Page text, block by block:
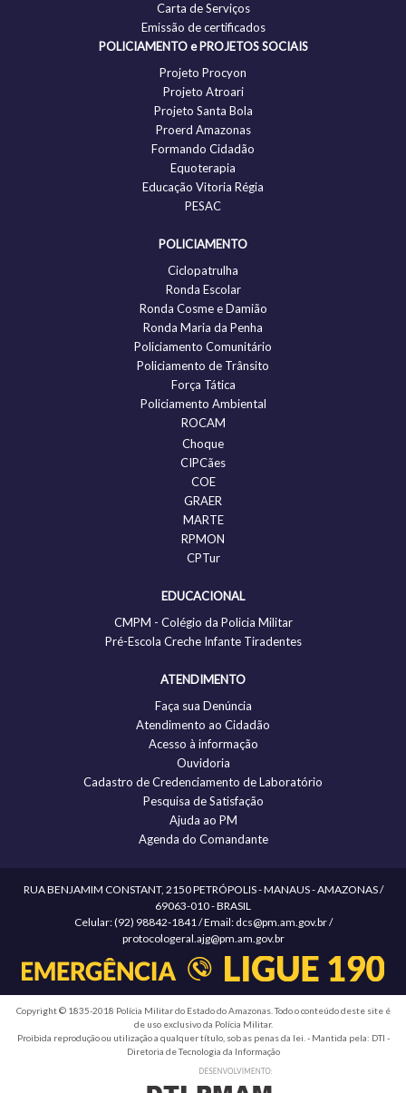
Carta de Serviços
Emissão de certificados
POLICIAMENTO e PROJETOS SOCIAIS
Projeto Procyon
Projeto Atroari
Projeto Santa Bola
Proerd Amazonas
Formando Cidadão
Equoterapia
Educação Vitoria Régia
PESAC
POLICIAMENTO
Ciclopatrulha
Ronda Escolar
Ronda Cosme e Damião
Ronda Maria da Penha
Policiamento Comunitário
Policiamento de Trânsito
Força Tática
Policiamento Ambiental
ROCAM
Choque
CIPCães
COE
GRAER
MARTE
RPMON
CPTur
EDUCACIONAL
CMPM - Colégio da Policia Militar
Pré-Escola Creche Infante Tiradentes
ATENDIMENTO
Faça sua Denúncia
Atendimento ao Cidadão
Acesso à informação
Ouvidoria
Cadastro de Credenciamento de Laboratório
Pesquisa de Satisfação
Ajuda ao PM
Agenda do Comandante
RUA BENJAMIM CONSTANT, 2150 PETRÓPOLIS - MANAUS - AMAZONAS /
69063-010 - BRASIL
Celular: (92) 98842-1841 / Email: dcs@pm.am.gov.br /
protocologeral.ajg@pm.am.gov.br
Copyright © 1835-2018 Polícia Militar do Estado do Amazonas. Todo o conteúdo deste site é
de uso exclusivo da Polícia Militar.
Proibida reprodução ou utilização a qualquer título, sob as penas da lei. - Mantida pela: DTI -
Diretoria de Tecnologia da Informação